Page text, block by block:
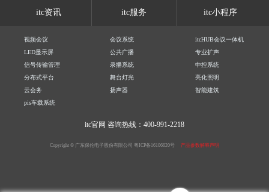
itc资讯 itc服务 itc小程序
视频会议 会议系统
itcHUB会议一体机
LED显示屏
公共广播
专业扩声
信号传输管理
录播系统
中控系统
分布式平台
舞台灯光
亮化照明
云会务
扬声器
智能建筑
pis车载系统
itc官网 咨询热线：400-991-2218
Copyright © 广东保伦电子股份有限公司 粤ICP备16106620号 产品参数解释声明